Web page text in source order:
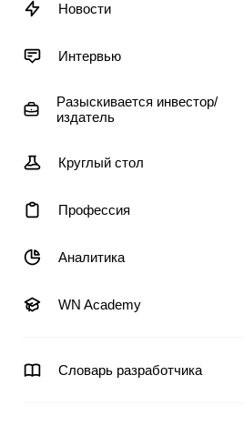
Новости
Интервью
Разыскивается инвестор/
издатель
Круглый стол
Профессия
Аналитика
WN Academy
Словарь разработчика